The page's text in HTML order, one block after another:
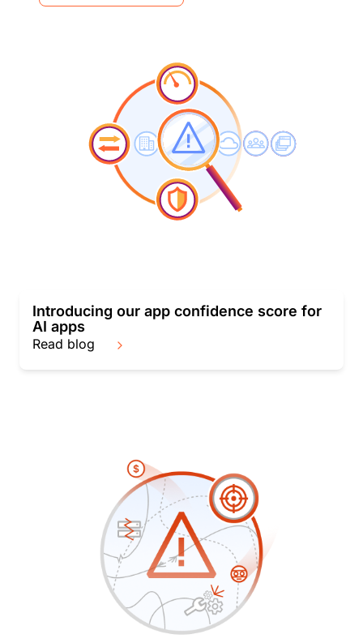
Introducing our app confidence score for
AI apps
Read blog